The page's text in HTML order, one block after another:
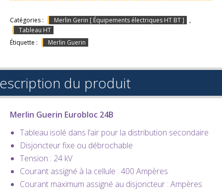
Catégories : Merlin Gerin [ Équipements électriques HT BT ]
,
Tableau HT
Étiquette :
Merlin Guerin
du produit
Merlin Guerin Eurobloc 24B
Tableau isolé dans l’air pour la distribution secondaire
Disjoncteur fixe ou débrochable
Tension : 24 kV
Courant assigné à la cellule : 400 Ampères
Courant maximum assigné au disjoncteur : Ampères